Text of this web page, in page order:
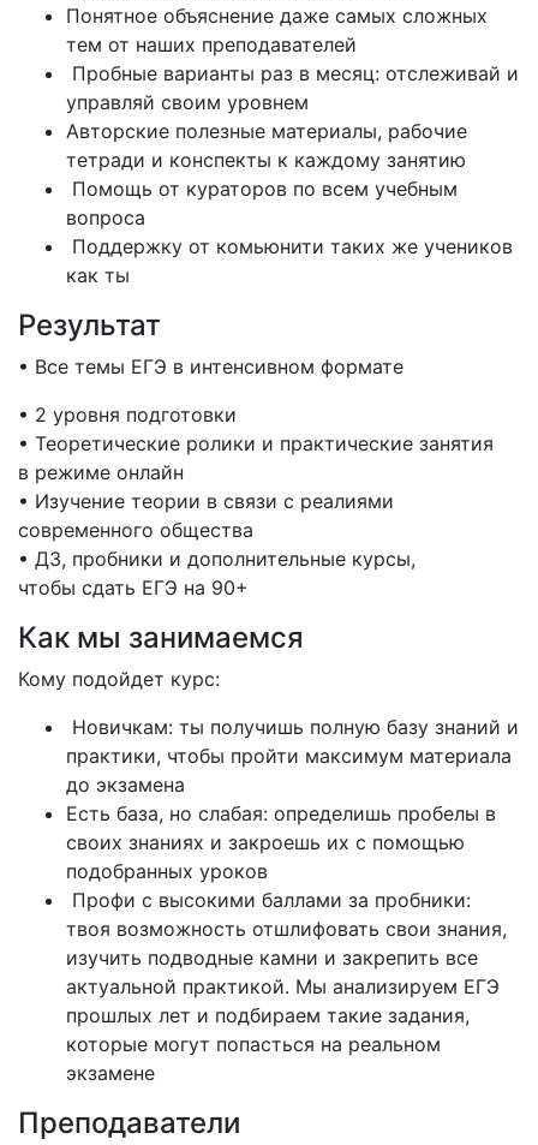
Понятное объяснение даже самых сложных
тем от наших преподавателей
Пробные варианты раз в месяц: отслеживай и
управляй своим уровнем
Авторские полезные материалы, рабочие
тетради и конспекты к каждому занятию
Помощь от кураторов по всем учебным
вопроса
Поддержку от комьюнити таких же учеников
как ты
Результат
• Все темы ЕГЭ в интенсивном формате
• 2 уровня подготовки
• Теоретические ролики и практические занятия
в режиме онлайн
• Изучение теории в связи с реалиями
современного общества
• ДЗ, пробники и дополнительные курсы,
чтобы сдать ЕГЭ на 90+
Как мы занимаемся
Кому подойдет курс:
Новичкам: ты получишь полную базу знаний и
практики, чтобы пройти максимум материала
до экзамена
Есть база, но слабая: определишь пробелы в
своих знаниях и закроешь их с помощью
подобранных уроков
Профи с высокими баллами за пробники:
твоя возможность отшлифовать свои знания,
изучить подводные камни и закрепить все
актуальной практикой. Мы анализируем ЕГЭ
прошлых лет и подбираем такие задания,
которые могут попасться на реальном
экзамене
Преподаватели